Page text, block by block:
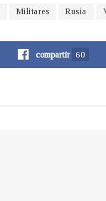
Militares Rusia
compartir 60